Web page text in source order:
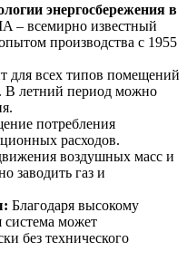
энергосбережения в
– всемирно известный
производства с 1955
для всех типов помещений
В летний период можно
потребления
расходов.
воздушных масс и
заводить газ и
Благодаря высокому
система может
без технического